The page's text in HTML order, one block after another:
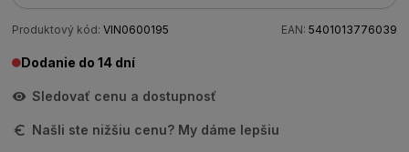
Produktový kód: VIN0600195 EAN: 5401013776039
Dodanie do 14 dní
Sledovať cenu a dostupnosť
Našli ste nižšiu cenu? My dáme lepšiu